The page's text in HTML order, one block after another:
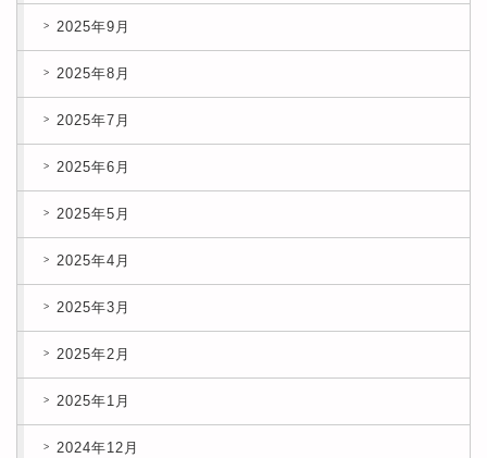
2025年9月
2025年8月
2025年7月
2025年6月
2025年5月
2025年4月
2025年3月
2025年2月
2025年1月
2024年12月